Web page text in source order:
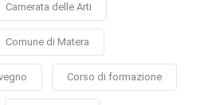
Camerata delle Arti
Comune di Matera
Corso di formazione